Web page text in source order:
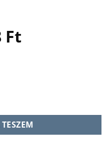
Ft
légzésvédelmi